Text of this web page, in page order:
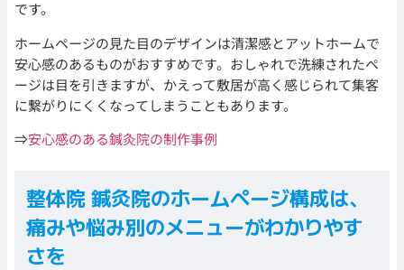
です。
ホームページの見た目のデザインは清潔感とアットホームで
安心感のあるものがおすすめです。おしゃれで洗練されたペ
ージは目を引きますが、かえって敷居が高く感じられて集客
に繋がりにくくなってしまうこともあります。
⇒安心感のある鍼灸院の制作事例
整体院 鍼灸院のホームページ構成は、
痛みや悩み別のメニューがわかりやす
さを